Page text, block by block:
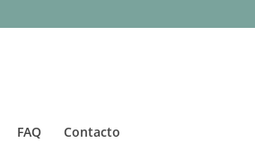
FAQ Contacto